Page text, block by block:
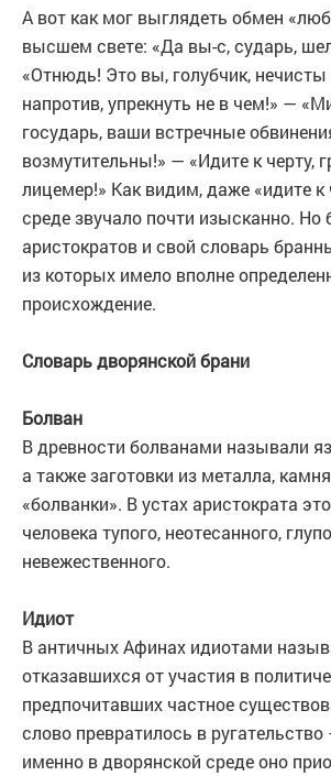
А вот как мог выглядеть обмен
высшем свете: «Да вы-с, сударь,
«Отнюдь! Это вы, голубчик, нечисты
напротив, упрекнуть не в чем!» —
государь, ваши встречные
возмутительны!» — «Идите к черту,
лицемер!» Как видим, даже «идите к
среде звучало почти изысканно. Но
аристократов и свой словарь
из которых имело вполне
происхождение.
Словарь дворянской брани
Болван
В древности болванами называли
а также заготовки из металла,
«болванки». В устах аристократа
человека тупого, неотесанного,
невежественного.
Идиот
В античных Афинах идиотами
отказавшихся от участия в
предпочитавших частное
слово превратилось в
именно в дворянской среде оно